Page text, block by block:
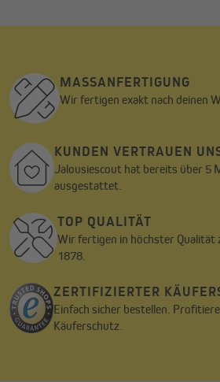
MASSANFERTIGUNG
Wir fertigen exakt nach deinen
KUNDEN VERTRAUEN
Jalousiescout hat bereits über 5
ausgestattet.
TOP QUALITÄT
Wir fertigen in höchster Qualität
1878.
ZERTIFIZIERTER
Einfach sicher bestellen.
Käuferschutz.